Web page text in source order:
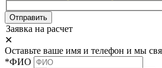
Отправить
Заявка на расчет
✕
Оставьте ваше имя и телефон и мы
*ФИО